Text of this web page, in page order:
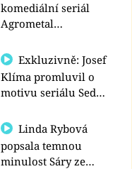
komediální seriál
Agrometal
prima+
Exkluzivně: Josef
Klíma promluvil o
motivu seriálu Sedm
Linda Rybová
popsala temnou
minulost Sáry ze